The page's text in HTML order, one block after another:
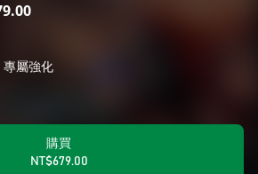
專屬強化
購買
NT$679.00